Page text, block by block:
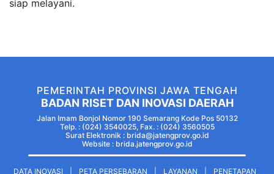
siap melayani.
PEMERINTAH PROVINSI JAWA TENGAH
BADAN RISET DAN INOVASI DAERAH
Jalan Imam Bonjol Nomor 190 Semarang Kode Pos 50132
Telp. : (024) 3540025, Fax. : (024) 3560505
Surat Elektronik : brida@jatengprov.go.id
Website : brida.jatengprov.go.id
DATA INOVASI PETA PERSEBARAN LAYANAN PENETAPAN